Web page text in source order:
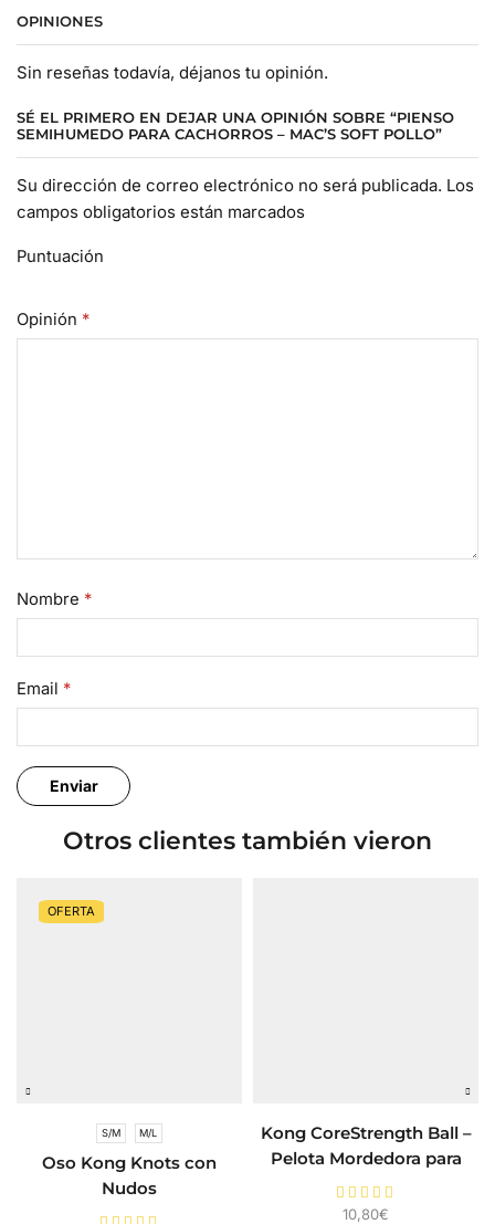
OPINIONES
Sin reseñas todavía, déjanos tu opinión.
SÉ EL PRIMERO EN DEJAR UNA OPINIÓN SOBRE “PIENSO
SEMIHUMEDO PARA CACHORROS – MAC’S SOFT POLLO”
Su dirección de correo electrónico no será publicada. Los
campos obligatorios están marcados
Puntuación
Opinión *
Nombre *
Email *
Otros clientes también vieron
OFERTA
S/M M/L
Oso Kong Knots con
Nudos
Kong CoreStrength Ball –
Pelota Mordedora para
Perros
10,80€